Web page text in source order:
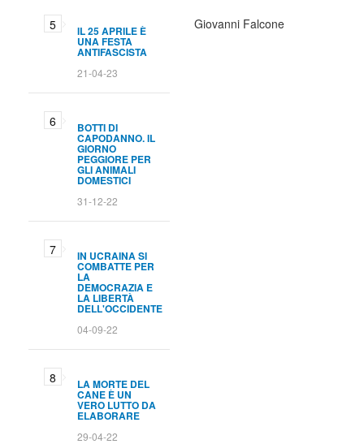
IL 25 APRILE È
UNA FESTA
ANTIFASCISTA
21-04-23
BOTTI DI
CAPODANNO. IL
GIORNO
PEGGIORE PER
GLI ANIMALI
DOMESTICI
31-12-22
IN UCRAINA SI
COMBATTE PER
LA
DEMOCRAZIA E
LA LIBERTÀ
DELL'OCCIDENTE
04-09-22
LA MORTE DEL
CANE È UN
VERO LUTTO DA
ELABORARE
29-04-22
Giovanni Falcone